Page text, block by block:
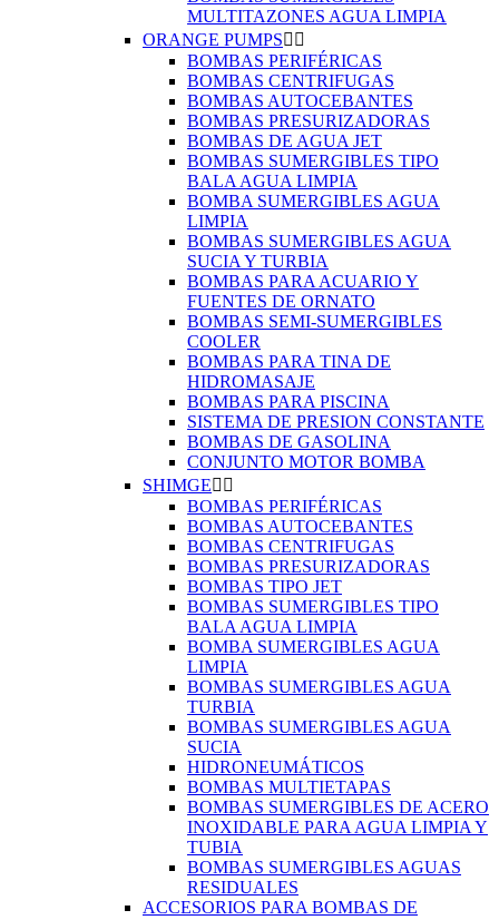
MULTITAZONES AGUA LIMPIA
ORANGE PUMPS 
BOMBAS PERIFÉRICAS
BOMBAS CENTRIFUGAS
BOMBAS AUTOCEBANTES
BOMBAS PRESURIZADORAS
BOMBAS DE AGUA JET
BOMBAS SUMERGIBLES TIPO
BALA AGUA LIMPIA
BOMBA SUMERGIBLES AGUA
LIMPIA
BOMBAS SUMERGIBLES AGUA
SUCIA Y TURBIA
BOMBAS PARA ACUARIO Y
FUENTES DE ORNATO
BOMBAS SEMI-SUMERGIBLES
COOLER
BOMBAS PARA TINA DE
HIDROMASAJE
BOMBAS PARA PISCINA
SISTEMA DE PRESION CONSTANTE
BOMBAS DE GASOLINA
CONJUNTO MOTOR BOMBA
SHIMGE 
BOMBAS PERIFÉRICAS
BOMBAS AUTOCEBANTES
BOMBAS CENTRIFUGAS
BOMBAS PRESURIZADORAS
BOMBAS TIPO JET
BOMBAS SUMERGIBLES TIPO
BALA AGUA LIMPIA
BOMBA SUMERGIBLES AGUA
LIMPIA
BOMBAS SUMERGIBLES AGUA
TURBIA
BOMBAS SUMERGIBLES AGUA
SUCIA
HIDRONEUMÁTICOS
BOMBAS MULTIETAPAS
BOMBAS SUMERGIBLES DE ACERO
INOXIDABLE PARA AGUA LIMPIA Y
TUBIA
BOMBAS SUMERGIBLES AGUAS
RESIDUALES
ACCESORIOS PARA BOMBAS DE